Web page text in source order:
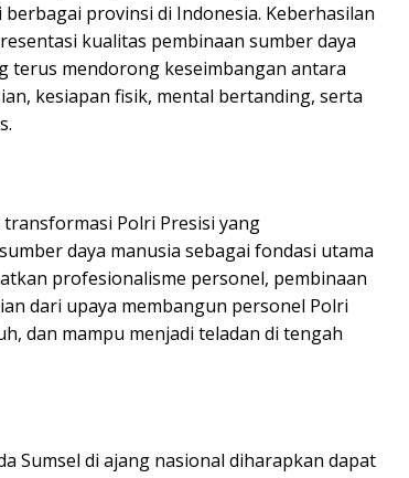
provinsi di Indonesia. Keberhasilan
kualitas pembinaan sumber daya
terus mendorong keseimbangan antara
kesiapan fisik, mental bertanding, serta
Polri Presisi yang
daya manusia sebagai fondasi utama
profesionalisme personel, pembinaan
dari upaya membangun personel Polri
dan mampu menjadi teladan di tengah
Sumsel di ajang nasional diharapkan dapat